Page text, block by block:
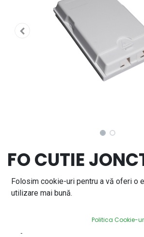
FO CUTIE
SUDURI
BOX IP20
Folosim cookie-uri pentru a vă oferi o
utilizare mai bună.
Politica Cookie-